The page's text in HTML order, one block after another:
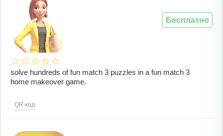
solve hundreds of fun match 3 puzzles in a fun match 3
home makeover game.
QR-код
Бесплатно